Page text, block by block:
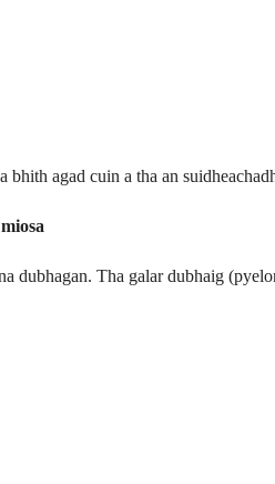
agad cuin a tha an
Tha galar dubhaig